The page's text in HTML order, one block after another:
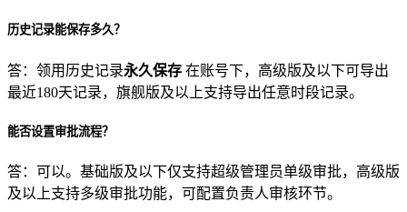
历史记录能保存多久？
答：领用历史记录永久保存 在账号下，高级版及以下可导出
最近180天记录，旗舰版及以上支持导出任意时段记录。
能否设置审批流程？
答：可以。基础版及以下仅支持超级管理员单级审批，高级版
及以上支持多级审批功能，可配置负责人审核环节。